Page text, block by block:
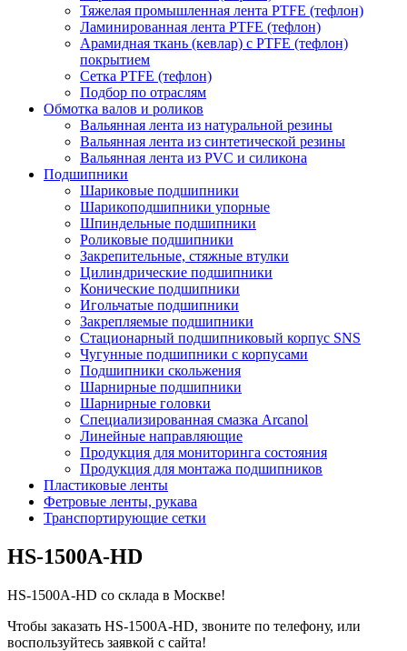
Тяжелая промышленная лента PTFE (тефлон)
Ламинированная лента PTFE (тефлон)
Арамидная ткань (кевлар) с PTFE (тефлон)
покрытием
Сетка PTFE (тефлон)
Подбор по отраслям
Обмотка валов и роликов
Вальянная лента из натуральной резины
Вальянная лента из синтетической резины
Вальянная лента из PVC и силикона
Подшипники
Шариковые подшипники
Шарикоподшипники упорные
Шпиндельные подшипники
Роликовые подшипники
Закрепительные, стяжные втулки
Цилиндрические подшипники
Конические подшипники
Игольчатые подшипники
Закрепляемые подшипники
Стационарный подшипниковый корпус SNS
Чугунные подшипники с корпусами
Подшипники скольжения
Шарнирные подшипники
Шарнирные головки
Специализированная смазка Arcanol
Линейные направляющие
Продукция для мониторинга состояния
Продукция для монтажа подшипников
Пластиковые ленты
Фетровые ленты, рукава
Транспортирующие сетки
HS-1500A-HD
HS-1500A-HD со склада в Москве!
Чтобы заказать HS-1500A-HD, звоните по телефону, или
воспользуйтесь заявкой с сайта!